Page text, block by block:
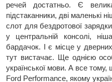
речей достатньо. Є
підстаканники, дві маленькі
слот для бездротової
у центральній консолі,
бардачок. І є місце у
тут вистачає. Ще однією
української мови. А все
Ford Performance, якому